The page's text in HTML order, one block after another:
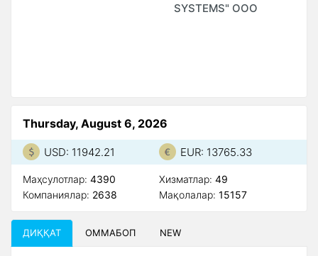
SYSTEMS" ООО
Thursday, August 6, 2026
USD: 11942.21 EUR: 13765.33
Маҳсулотлар: 4390
Компаниялар: 2638
Xизматлар: 49
Мақолалар: 15157
ДИҚҚАТ ОММАБОП NEW